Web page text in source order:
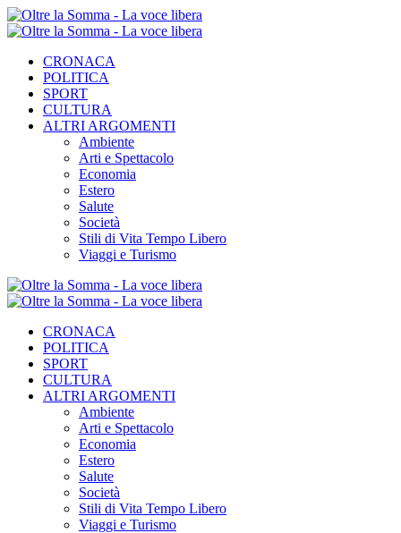
CRONACA
POLITICA
SPORT
CULTURA
ALTRI ARGOMENTI
Ambiente
Arti e Spettacolo
Economia
Estero
Salute
Società
Stili di Vita Tempo Libero
Viaggi e Turismo
CRONACA
POLITICA
SPORT
CULTURA
ALTRI ARGOMENTI
Ambiente
Arti e Spettacolo
Economia
Estero
Salute
Società
Stili di Vita Tempo Libero
Viaggi e Turismo